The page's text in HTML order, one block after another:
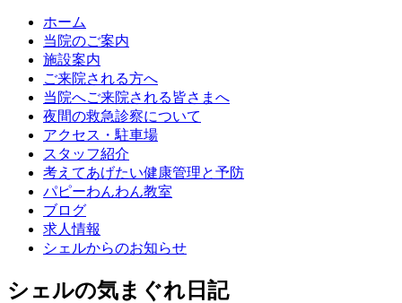
ホーム
当院のご案内
施設案内
ご来院される方へ
当院へご来院される皆さまへ
夜間の救急診察について
アクセス・駐車場
スタッフ紹介
考えてあげたい健康管理と予防
パピーわんわん教室
ブログ
求人情報
シェルからのお知らせ
シェルの気まぐれ日記